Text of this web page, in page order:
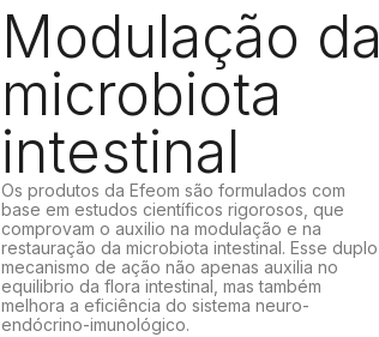
Modulação da
microbiota
intestinal
Os produtos da Efeom são formulados com
base em estudos científicos rigorosos, que
comprovam o auxilio na modulação e na
restauração da microbiota intestinal. Esse duplo
mecanismo de ação não apenas auxilia no
equilibrio da flora intestinal, mas também
melhora a eficiência do sistema neuro-
endócrino-imunológico.